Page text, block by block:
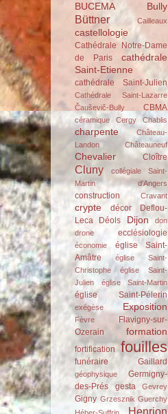
BUCEMA Bully
Büttner Cailleaux
castellologie
Cathédrale Notre-Dame
de Paris
cathédrale
Saint-Etienne
cathédrale Saint-Julien
Cathédrale Saint-Lazarre
Čauševič-Bully
CBMA
céramique Cergy Chablis
charpente
Château-
Landon
Châteauneuf
Chevalier Cloître
Cluny
collégiale Saint-
Martin d'Angers
construction Cravant
crypte décor
Deflou-
Leca
Déols Dijon
don
drone
ecclésiologie
économie
église Saint-
Amâtre
église Saint-
Christophe
église Saint-
Julien
église Saint-Martin
église Saint-Pélerin
exégèse Exposition
Fèvre
Flavigny-sur-
Ozerain
formation
fortification fouilles
funéraire Gaillard
géophysique
Germigny-
des-Prés
gesta Gevrey
Gigny Grzesznik Guerchy
Henrion